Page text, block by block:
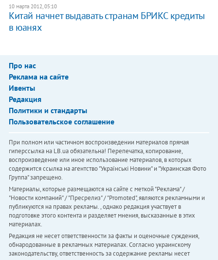
10 марта 2012, 05:10
Китай начнет выдавать странам БРИКС кредиты
в юанях
Про нас
Реклама на сайте
Ивенты
Редакция
Политики и стандарты
Пользовательское соглашение
При полном или частичном воспроизведении материалов прямая
гиперссылка на LB.ua обязательна! Перепечатка, копирование,
воспроизведение или иное использование материалов, в которых
содержится ссылка на агентство "Українськi Новини" и "Украинская Фото
Группа" запрещено.
Материалы, которые размещаются на сайте с меткой "Реклама" /
"Новости компаний" / "Пресрелиз" / "Promoted", являются рекламными и
публикуются на правах рекламы. , однако редакция участвует в
подготовке этого контента и разделяет мнения, высказанные в этих
материалах.
Редакция не несет ответственности за факты и оценочные суждения,
обнародованные в рекламных материалах. Согласно украинскому
законодательству, ответственность за содержание рекламы несет